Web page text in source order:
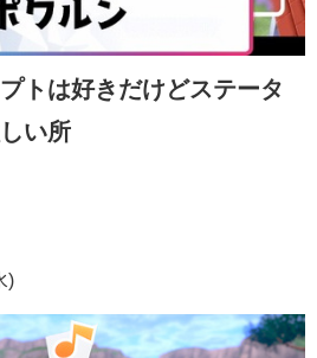
トは好きだけどステータ
い所
)